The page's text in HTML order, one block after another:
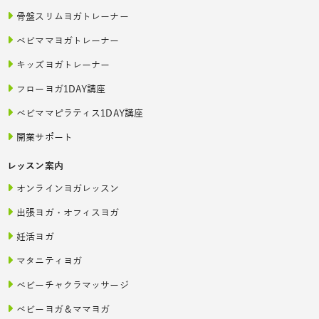
骨盤スリムヨガトレーナー
ベビママヨガトレーナー
キッズヨガトレーナー
フローヨガ1DAY講座
ベビママピラティス1DAY講座
開業サポート
レッスン案内
オンラインヨガレッスン
出張ヨガ・オフィスヨガ
妊活ヨガ
マタニティヨガ
ベビーチャクラマッサージ
ベビーヨガ＆ママヨガ